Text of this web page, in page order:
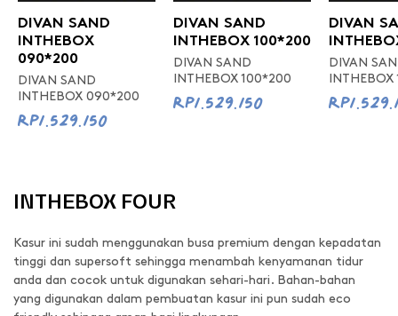
DIVAN SAND
INTHEBOX
090*200
DIVAN SAND
INTHEBOX 090*200
Rp1.529.150
DIVAN SAND
INTHEBOX 100*200
DIVAN SAND
INTHEBOX 100*200
Rp1.529.150
DIVAN
DIVAN
INTHEBOX FOUR
Kasur ini sudah menggunakan busa premium dengan kepadatan
tinggi dan supersoft sehingga menambah kenyamanan tidur
anda dan cocok untuk digunakan sehari-hari. Bahan-bahan
yang digunakan dalam pembuatan kasur ini pun sudah eco